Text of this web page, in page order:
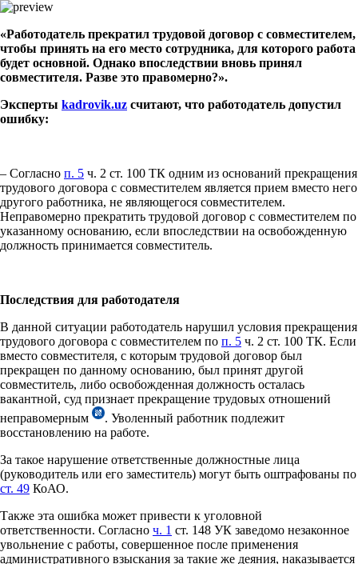
«Работодатель прекратил трудовой договор с совместителем,
чтобы принять на его место сотрудника, для которого работа
будет основной. Однако впоследствии вновь принял
совместителя. Разве это правомерно?».
Эксперты kadrovik.uz считают, что работодатель допустил
ошибку:
– Согласно п. 5 ч. 2 ст. 100 ТК одним из оснований прекращения
трудового договора с совместителем является прием вместо него
другого работника, не являющегося совместителем.
Неправомерно прекратить трудовой договор с совместителем по
указанному основанию, если впоследствии на освобожденную
должность принимается совместитель.
Последствия для работодателя
В данной ситуации работодатель нарушил условия прекращения
трудового договора с совместителем по п. 5 ч. 2 ст. 100 ТК. Если
вместо совместителя, с которым трудовой договор был
прекращен по данному основанию, был принят другой
совместитель, либо освобожденная должность осталась
вакантной, суд признает прекращение трудовых отношений
неправомерным
. Уволенный работник подлежит
восстановлению на работе.
За такое нарушение ответственные должностные лица
(руководитель или его заместитель) могут быть оштрафованы по
ст. 49 КоАО.
Также эта ошибка может привести к уголовной
ответственности. Согласно ч. 1 ст. 148 УК заведомо незаконное
увольнение с работы, совершенное после применения
административного взыскания за такие же деяния, наказывается